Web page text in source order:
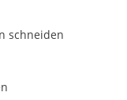
schneiden